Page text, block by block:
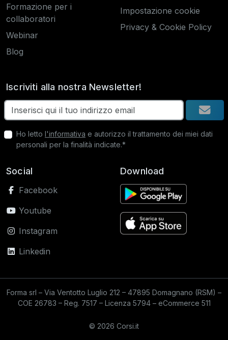
Formazione per i
collaboratori
Webinar
Blog
Impostazione cookie
Privacy & Cookie Policy
Iscriviti alla nostra Newsletter!
Ho letto l'informativa e autorizzo il trattamento dei miei dati
personali per la finalità indicate.*
Social
Facebook
Youtube
Instagram
Linkedin
Download
Forma srl – Via Ventotto Luglio 212 – 47895 Domagnano (RSM) –
COE 26783 – Reg. 7517 – Licenza 5794 – eCommerce 511
© 2026 Corsi.it